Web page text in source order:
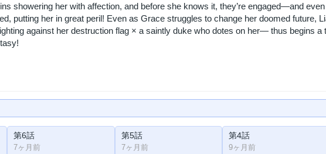
showering her with affection, and before she knows it, they’re engaged—and
putting her in great peril! Even as Grace struggles to change her doomed future,
against her destruction flag × a saintly duke who dotes on her— thus begins a
第6話
7ヶ月前
第5話
7ヶ月前
第4話
9ヶ月前